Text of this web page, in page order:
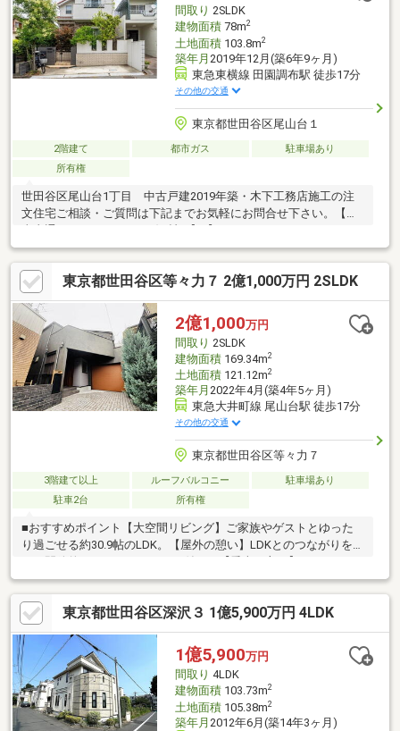
分は天窓も複数あるため陽当たり良好です。
間取り 2SLDK
建物面積78m2
土地面積103.8m2
築年月 2019年12月(築6年9ヶ月)
東急東横線 田園調布駅 徒歩17分
その他の交通
東京都世田谷区尾山台１
2階建て 都市ガス
駐車場あり
所有権
世田谷区尾山台1丁目 中古戸建2019年築・木下工務店施工の注
文住宅ご相談・ご質問は下記までお気軽にお問合せ下さい。【担
858】■木下工務店施工のこだわりのある住宅です■駐車スペース
あり■2階にはウォークインクローゼット兼書斎スペースがあ
り、 在宅ワークに使えるお部屋です。■防音室あり（音楽室と
して利用されております。）■小屋裏収納+ウォークインクローゼ
ットがあり収納充実■2路線2駅、利用可能！
東京都世田谷区等々力７ 2億1,000万円 2SLDK
2億1,000万円
間取り 2SLDK
建物面積169.34m2
土地面積121.12m2
築年月 2022年4月(築4年5ヶ月)
東急大井町線 尾山台駅 徒歩17分
その他の交通
東京都世田谷区等々力７
3階建て以上 ルーフバルコニー
駐車場あり
駐車2台
所有権
■おすすめポイント【大空間リビング】ご家族やゲストとゆった
り過ごせる約30.9帖のLDK。【屋外の憩い】LDKとのつながりを感
付きガレージ完備、屋外スペース含めて計2台の駐車が可能です。
【充実の設備】忙しい朝に重宝する2ボウルタイプの洗面台を採
用。ディスポーザー付きのキッチン。洗面室にはガス衣類乾燥機
「乾太くん」が設置されています。【豊富な収納】WIC・SICや、
大型の寝室（13.0帖）を完備。【教育環境】国立「東京学芸大附
属世田谷小学校」へ徒歩9分と子育て環境も良好です。
東京都世田谷区深沢３ 1億5,900万円 4LDK
1億5,900万円
間取り 4LDK
建物面積103.73m2
土地面積105.38m2
築年月 2012年6月(築14年3ヶ月)